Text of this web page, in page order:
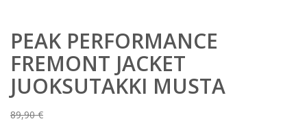
PEAK PERFORMANCE
FREMONT JACKET
JUOKSUTAKKI MUSTA
89,90€